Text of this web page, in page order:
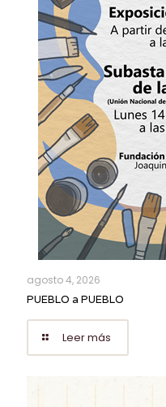
agosto 4, 2026
PUEBLO a PUEBLO
Leer más